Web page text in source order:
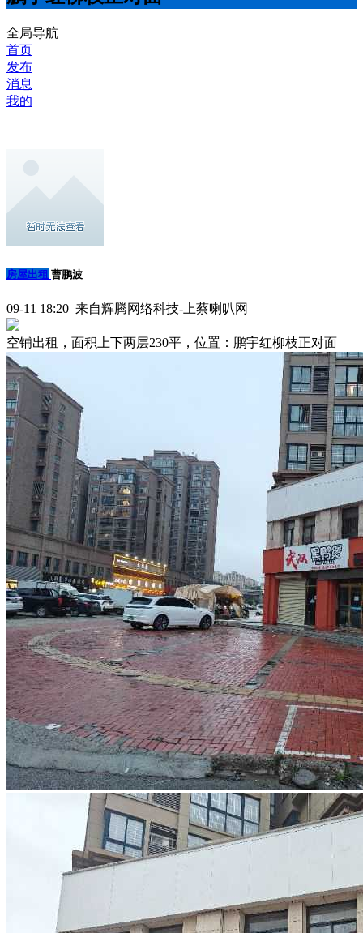
全局导航
首页
发布
消息
我的
房屋出租 曹鹏波
09-11 18:20 来自辉腾网络科技-上蔡喇叭网
空铺出租，面积上下两层230平，位置：鹏宇红柳枝正对面